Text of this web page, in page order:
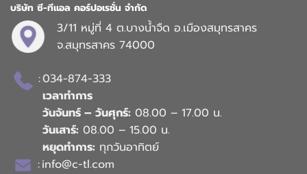
บริษัท ซี-ทีแอล คอร์ปอเรชั่น จำกัด
3/11 หมู่ที่ 4 ต.บางน้ำจืด อ.เมืองสมุทรสาคร
จ.สมุทรสาคร 74000
:034-874-333
เวลาทำการ
วันจันทร์ – วันศุกร์: 08.00 – 17.00 น.
วันเสาร์: 08.00 – 15.00 น.
หยุดทำการ: ทุกวันอาทิตย์
:info@c-tl.com